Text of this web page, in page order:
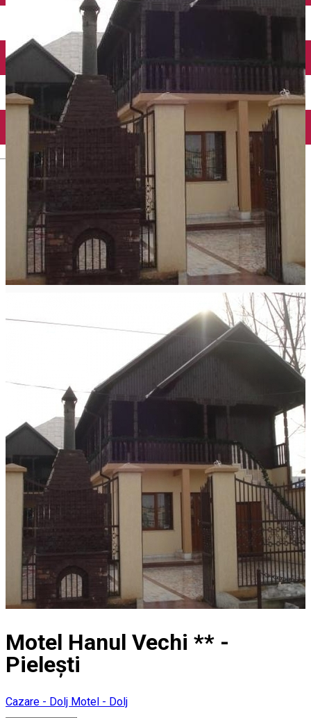
English
Închirieri auto
Închirieri biciclete
Taxi
Încărcare vehicule electrice
Motel Hanul Vechi ** -
Pielești
Cazare - Dolj Motel - Dolj